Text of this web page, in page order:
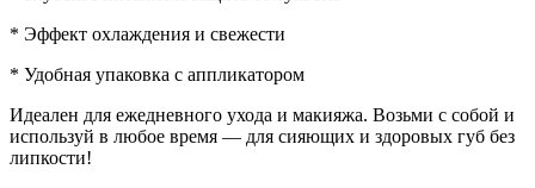
* Эффект охлаждения и свежести
* Удобная упаковка с аппликатором
Идеален для ежедневного ухода и макияжа. Возьми с собой и
используй в любое время — для сияющих и здоровых губ без
липкости!